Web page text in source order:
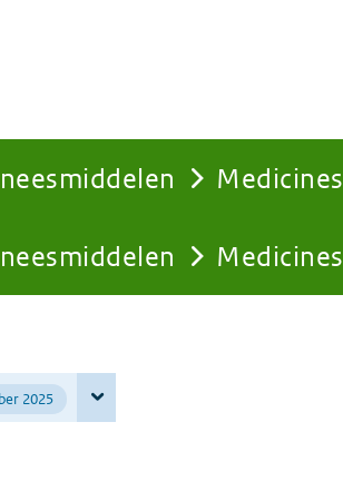
Medicines
Medicines
2025